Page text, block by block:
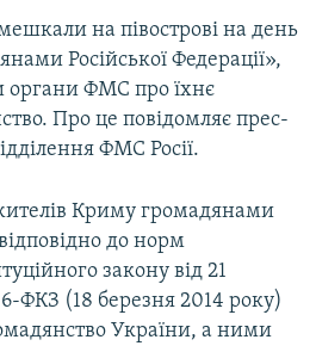
на півострові на день
Російської Федерації»,
органи ФМС про їхнє
Про це повідомляє прес-
ФМС Росії.
Криму громадянами
до норм
закону від 21
ФКЗ (18 березня 2014 року)
України, а ними